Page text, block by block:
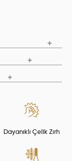
Dayanıklı Çelik Zırh